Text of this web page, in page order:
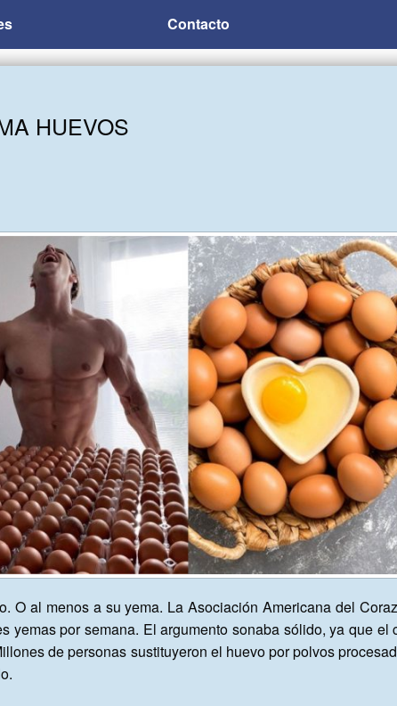
Contacto
HUEVOS
O al menos a su yema. La Asociación Americana del
yemas por semana. El argumento sonaba sólido, ya que
de personas sustituyeron el huevo por polvos